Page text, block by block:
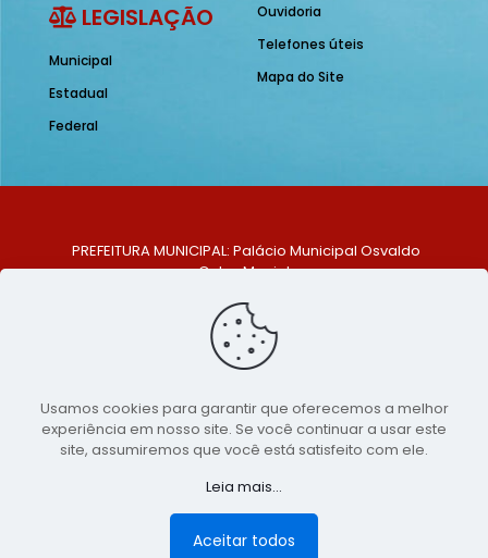
LEGISLAÇÃO
Municipal
Estadual
Federal
Ouvidoria
Telefones úteis
Mapa do Site
PREFEITURA MUNICIPAL: Palácio Municipal Osvaldo
Celso Maciel
Centro, São Bento do Una - PE. CEP: 553370-128
TELEFONE: (81) 99548-1569
E-MAIL: ouvidoria@saobentodouna.pe.gov.br
Copyright 2021-2026 - Assessoria de Comunicação da
Prefeitura de São Bento do Una - PE
Página desenvolvida pela agência de
publicidadeLumusWeb - Agência Digital
Usamos cookies para garantir que oferecemos a melhor
experiência em nosso site. Se você continuar a usar este
site, assumiremos que você está satisfeito com ele.
Leia mais...
Aceitar todos